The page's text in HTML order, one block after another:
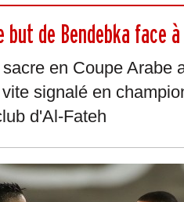
but de Bendebka face
en Coupe Arabe
signalé en
d'Al-Fateh